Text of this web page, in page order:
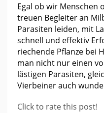
Egal ob wir Menschen
treuen Begleiter an
Parasiten leiden, mit
schnell und effektiv
riechende Pflanze bei
man nicht nur einen
lästigen Parasiten,
Vierbeiner auch
Click to rate this post!